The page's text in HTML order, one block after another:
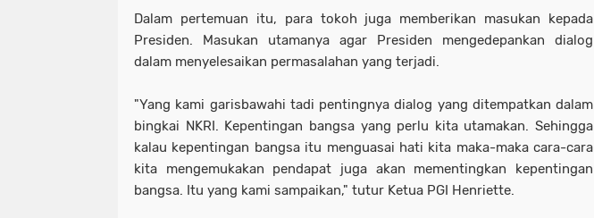
Dalam pertemuan itu, para tokoh juga memberikan masukan kepada
Presiden. Masukan utamanya agar Presiden mengedepankan dialog
dalam menyelesaikan permasalahan yang terjadi.
"Yang kami garisbawahi tadi pentingnya dialog yang ditempatkan dalam
bingkai NKRI. Kepentingan bangsa yang perlu kita utamakan. Sehingga
kalau kepentingan bangsa itu menguasai hati kita maka-maka cara-cara
kita mengemukakan pendapat juga akan mementingkan kepentingan
bangsa. Itu yang kami sampaikan," tutur Ketua PGI Henriette.